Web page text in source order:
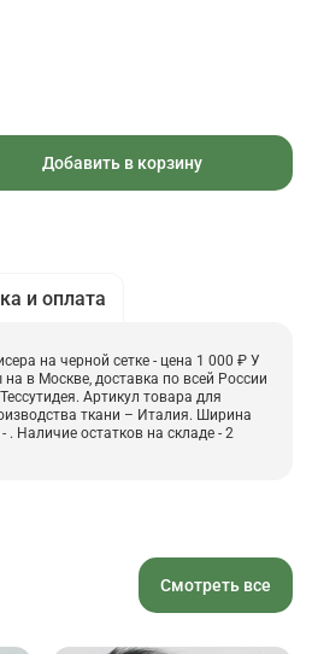
Добавить в корзину
и оплата
на черной сетке - цена 1 000 ₽ У
в Москве, доставка по всей России
Артикул товара для
ткани – Италия. Ширина
. Наличие остатков на складе - 2
Смотреть все